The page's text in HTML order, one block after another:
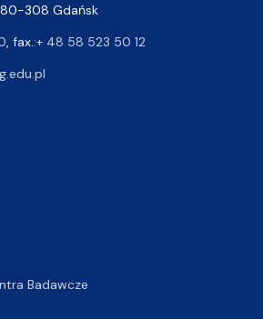
308 Gdańsk
, fax.:+ 48 58 523 50 12
Badawcze